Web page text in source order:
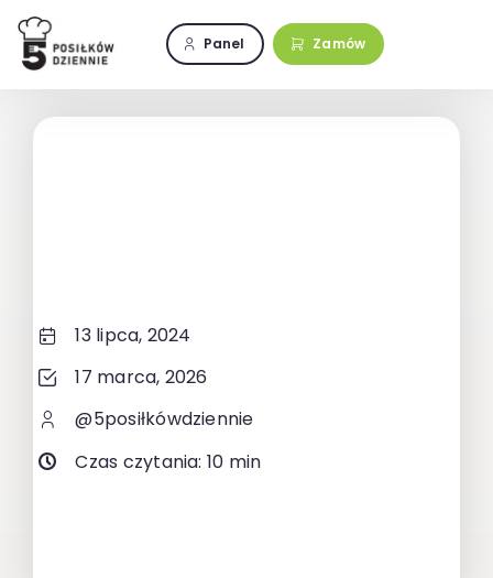
Przejdź
zawartości
Panel Zamów
13 lipca, 2024
17 marca, 2026
@5posiłkówdziennie
Czas czytania: 10 min